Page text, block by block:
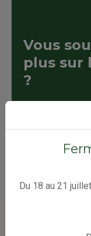
Vous
plus sur
?
Du 18 au 21